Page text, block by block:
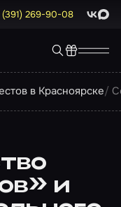
(391) 269-90-08 Max
в Красноярске
и